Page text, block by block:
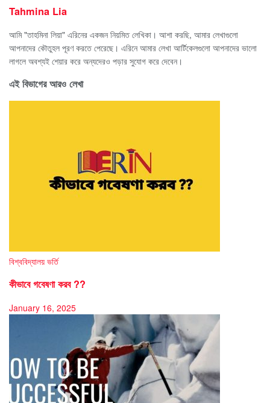
Tahmina Lia
আমি "তাহমিনা লিয়া" এরিনের একজন নিয়মিত লেখিকা। আশা করছি, আমার লেখাগুলো
আপনাদের কৌতুহল পূরণ করতে পেরেছে। এরিনে আমার লেখা আর্টিকেলগুলো আপনাদের ভালো
লাগলে অবশ্যই শেয়ার করে অন্যদেরও পড়ার সুযোগ করে দেবেন।
এই বিভাগের আরও লেখা
বিশ্ববিদ্যালয় ভর্তি
কীভাবে গবেষণা করব ??
January 16, 2025